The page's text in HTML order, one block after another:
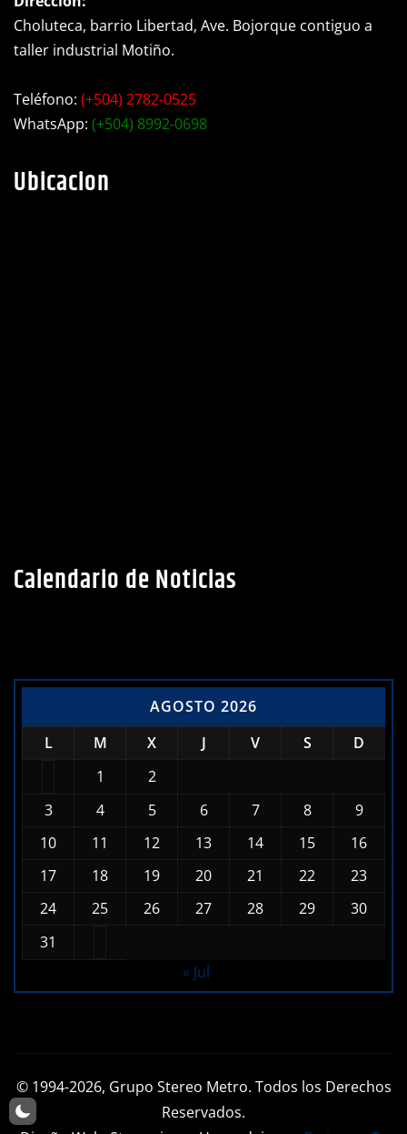
Dirección:
Choluteca, barrio Libertad, Ave. Bojorque contiguo a
taller industrial Motiño.
Teléfono: (+504) 2782-0525
WhatsApp: (+504) 8992-0698
Ubicacion
Calendario de Noticias
AGOSTO 2026
L
M X J V S
D
1
2
3
4 5 6 7 8
9
10
11 12 13 14 15
16
17
18 19 20 21 22
23
24
25 26 27 28 29
30
31
« Jul
© 1994-2026, Grupo Stereo Metro. Todos los Derechos
Reservados.